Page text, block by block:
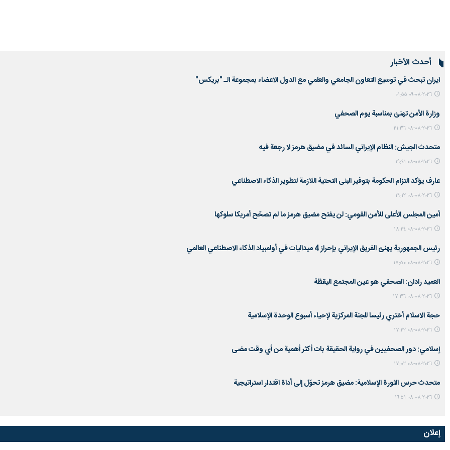
أحدث الأخبار
ايران تبحث في توسيع التعاون الجامعي والعلمي مع الدول الاعضاء بمجموعة الـ "بريكس"
٢٠٢٦-٠٨-٠٩ ٠١:٥٥
وزارة الأمن تهنئ بمناسبة يوم الصحفي
٢٠٢٦-٠٨-٠٨ ٢١:٣٦
متحدث الجيش: النظام الإيراني السائد في مضيق هرمز لا رجعة فيه
٢٠٢٦-٠٨-٠٨ ١٩:٤١
عارف يؤكد التزام الحكومة بتوفير البنى التحتية اللازمة لتطوير الذكاء الاصطناعي
٢٠٢٦-٠٨-٠٨ ١٩:١٢
أمين المجلس الأعلى للأمن القومي: لن يفتح مضيق هرمز ما لم تصحّح أمريكا سلوكها
٢٠٢٦-٠٨-٠٨ ١٨:٢٤
رئيس الجمهورية يهنئ الفريق الإيراني بإحراز 4 ميداليات في أولمبياد الذكاء الاصطناعي العالمي
٢٠٢٦-٠٨-٠٨ ١٧:٥٠
العميد رادان: الصحفي هو عين المجتمع اليقظة
٢٠٢٦-٠٨-٠٨ ١٧:٣٦
حجة الاسلام أختري رئيسا للجنة المركزية لإحياء أسبوع الوحدة الإسلامية
٢٠٢٦-٠٨-٠٨ ١٧:٢٢
إسلامي: دور الصحفيين في رواية الحقيقة بات أكثر أهمية من أي وقت مضى
٢٠٢٦-٠٨-٠٨ ١٧:٠٢
متحدث حرس الثورة الإسلامية: مضيق هرمز تحوّل إلى أداة اقتدار استراتيجية
٢٠٢٦-٠٨-٠٨ ١٦:٥١
إعلان